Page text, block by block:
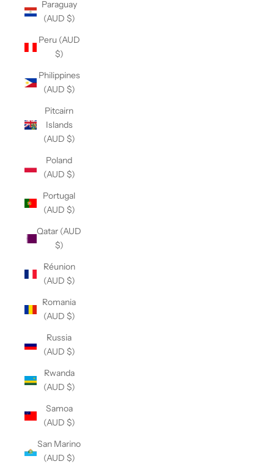
Paraguay
(AUD $)
Peru (AUD
$)
Philippines
(AUD $)
Pitcairn
Islands
(AUD $)
Poland
(AUD $)
Portugal
(AUD $)
Qatar (AUD
$)
Réunion
(AUD $)
Romania
(AUD $)
Russia
(AUD $)
Rwanda
(AUD $)
Samoa
(AUD $)
San Marino
(AUD $)